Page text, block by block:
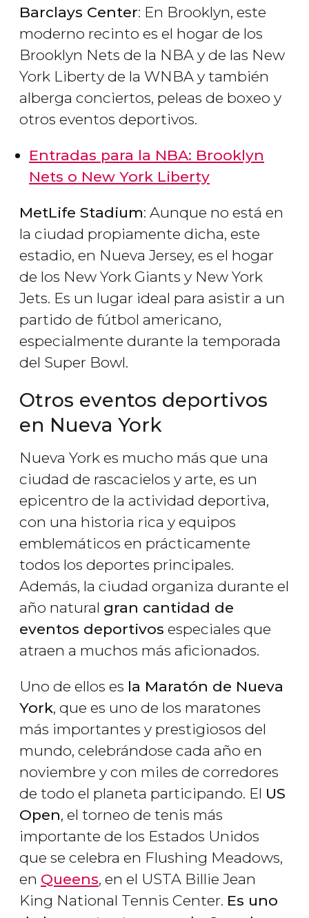
Barclays Center: En Brooklyn, este
moderno recinto es el hogar de los
Brooklyn Nets de la NBA y de las New
York Liberty de la WNBA y también
alberga conciertos, peleas de boxeo y
otros eventos deportivos.
Entradas para la NBA: Brooklyn
Nets o New York Liberty
MetLife Stadium: Aunque no está en
la ciudad propiamente dicha, este
estadio, en Nueva Jersey, es el hogar
de los New York Giants y New York
Jets. Es un lugar ideal para asistir a un
partido de fútbol americano,
especialmente durante la temporada
del Super Bowl.
Otros eventos deportivos
en Nueva York
Nueva York es mucho más que una
ciudad de rascacielos y arte, es un
epicentro de la actividad deportiva,
con una historia rica y equipos
emblemáticos en prácticamente
todos los deportes principales.
Además, la ciudad organiza durante el
año natural gran cantidad de
eventos deportivos especiales que
atraen a muchos más aficionados.
Uno de ellos es la Maratón de Nueva
York, que es uno de los maratones
más importantes y prestigiosos del
mundo, celebrándose cada año en
noviembre y con miles de corredores
de todo el planeta participando. El US
Open, el torneo de tenis más
importante de los Estados Unidos
que se celebra en Flushing Meadows,
en Queens, en el USTA Billie Jean
King National Tennis Center. Es uno